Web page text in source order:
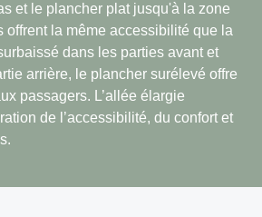
et le plancher plat jusqu'à la zone
offrent la même accessibilité que la
dans les parties avant et
arrière, le plancher surélevé offre
passagers. L’allée élargie
de l’accessibilité, du confort et